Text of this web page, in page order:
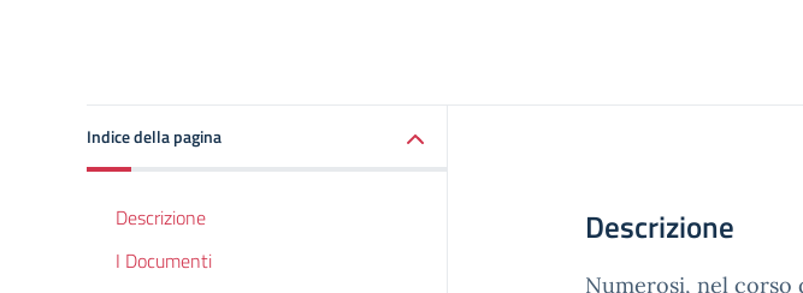
Indice della pagina
Descrizione
I Documenti
Descrizione
Numerosi, nel